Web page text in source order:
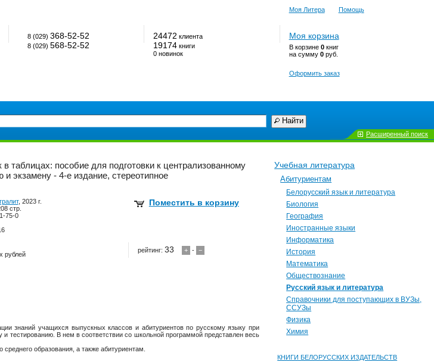
Моя Литера Помощь
8 (029)368-52-52
8 (029)568-52-52
24472 клиента
19174 книги
0 новинок
Моя корзина
В корзине 0книг
на сумму 0руб.
Оформить заказ
Найти
Расширенный поиск
в таблицах: пособие для подготовки к централизованному
и экзамену - 4-е издание, стереотипное
Поместить в корзину
, 2023 г.
стр.
75-0
рейтинг: 33 + - −
рублей
знаний учащихся выпускных классов и абитуриентов по русскому языку при
и тестированию. В нем в соответствии со школьной программой представлен весь
образования, а также абитуриентам.
Учебная литература
Абитуриентам
Белорусский язык и литература
Биология
География
Иностранные языки
Информатика
История
Математика
Обществознание
Русский язык и литература
Справочники для поступающих в ВУЗы,
ССУЗы
Физика
Химия
КНИГИ БЕЛОРУССКИХ ИЗДАТЕЛЬСТВ